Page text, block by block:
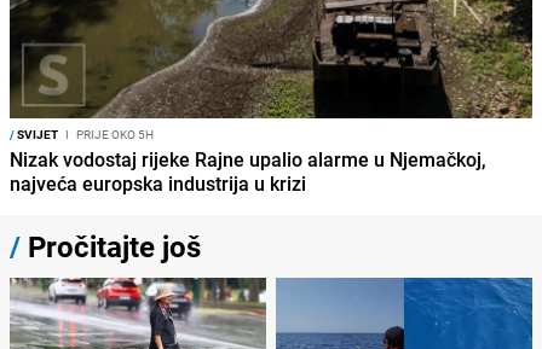
/SVIJET I PRIJE OKO 5H
Nizak vodostaj rijeke Rajne upalio alarme u Njemačkoj,
najveća europska industrija u krizi
/ Pročitajte još